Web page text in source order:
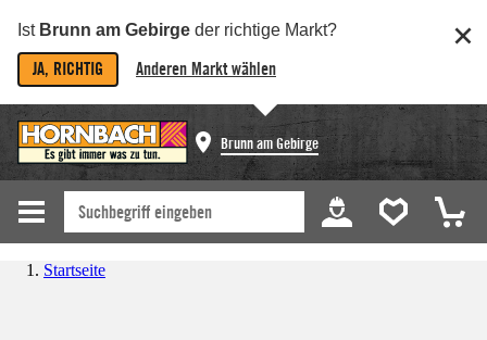
Ist Brunn am Gebirge der richtige Markt?
JA, RICHTIG Anderen Markt wählen
Brunn am Gebirge
Startseite